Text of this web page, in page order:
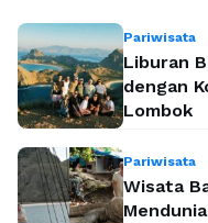
Pariwisata
Liburan
dengan
Lombok
Pariwisata
Wisata